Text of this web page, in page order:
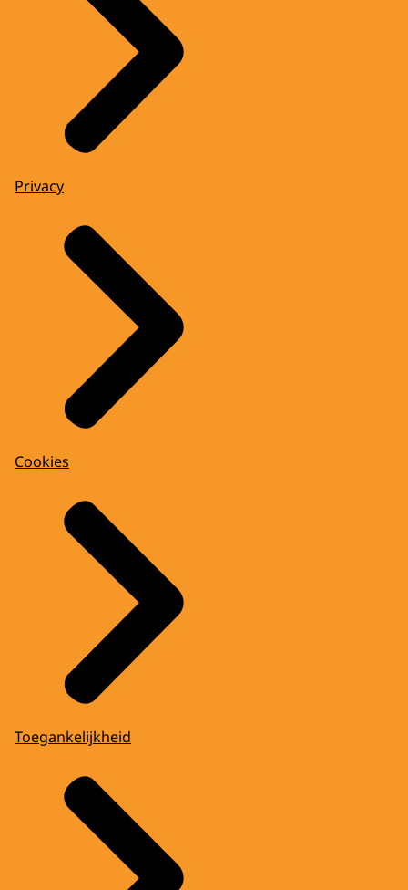
Privacy
Cookies
Toegankelijkheid